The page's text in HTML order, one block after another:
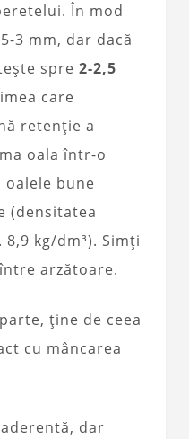
În mod
3 mm, dar dacă
spre 2-2,5
care
retenție a
oala într-o
bune
(densitatea
kg/dm³). Simți
arzătoare.
ține de ceea
cu mâncarea
dar